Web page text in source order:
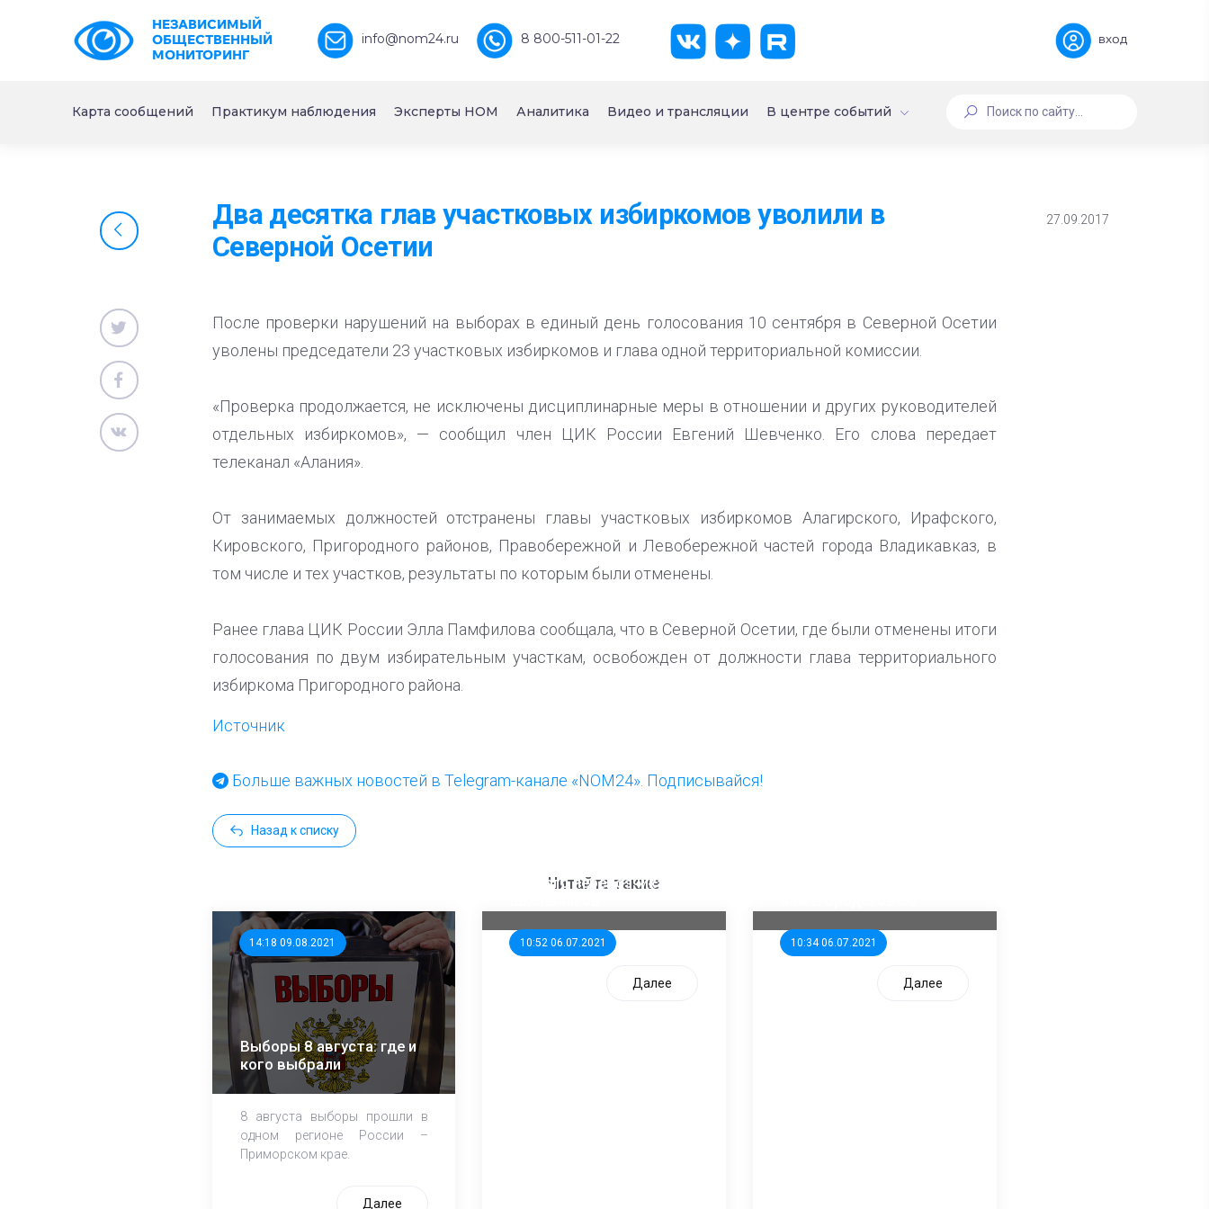
НЕЗАВИСИМЫЙ
ОБЩЕСТВЕННЫЙ
МОНИТОРИНГ
info@nom24.ru 8 800-511-01-22 вход
Карта сообщений Практикум наблюдения Эксперты НОМ Аналитика Видео и трансляции В центре событий
Два десятка глав участковых избиркомов уволили в
Северной Осетии
27.09.2017
После проверки нарушений на выборах в единый день голосования 10 сентября в Северной Осетии
уволены председатели 23 участковых избиркомов и глава одной территориальной комиссии.
«Проверка продолжается, не исключены дисциплинарные меры в отношении и других руководителей
отдельных избиркомов», — сообщил член ЦИК России Евгений Шевченко. Его слова передает
телеканал «Алания».
От занимаемых должностей отстранены главы участковых избиркомов Алагирского, Ирафского,
Кировского, Пригородного районов, Правобережной и Левобережной частей города Владикавказ, в
том числе и тех участков, результаты по которым были отменены.
Ранее глава ЦИК России Элла Памфилова сообщала, что в Северной Осетии, где были отменены итоги
голосования по двум избирательным участкам, освобожден от должности глава территориального
избиркома Пригородного района.
Источник
Больше важных новостей в Telegram-канале «NOM24». Подписывайся!
Назад к списку
Читайте также
14:18 09.08.2021
Выборы 8 августа: где и
кого выбрали
8 августа выборы прошли в
одном регионе России –
Приморском крае.
Далее
10:52 06.07.2021
единого перевозчика для
Далее
10:34 06.07.2021
Далее